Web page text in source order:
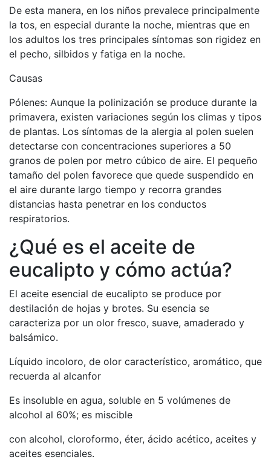
De esta manera, en los niños prevalece principalmente
la tos, en especial durante la noche, mientras que en
los adultos los tres principales síntomas son rigidez en
el pecho, silbidos y fatiga en la noche.
Causas
Pólenes: Aunque la polinización se produce durante la
primavera, existen variaciones según los climas y tipos
de plantas. Los síntomas de la alergia al polen suelen
detectarse con concentraciones superiores a 50
granos de polen por metro cúbico de aire. El pequeño
tamaño del polen favorece que quede suspendido en
el aire durante largo tiempo y recorra grandes
distancias hasta penetrar en los conductos
respiratorios.
¿Qué es el aceite de
eucalipto y cómo actúa?
El aceite esencial de eucalipto se produce por
destilación de hojas y brotes. Su esencia se
caracteriza por un olor fresco, suave, amaderado y
balsámico.
Líquido incoloro, de olor característico, aromático, que
recuerda al alcanfor
Es insoluble en agua, soluble en 5 volúmenes de
alcohol al 60%; es miscible
con alcohol, cloroformo, éter, ácido acético, aceites y
aceites esenciales.